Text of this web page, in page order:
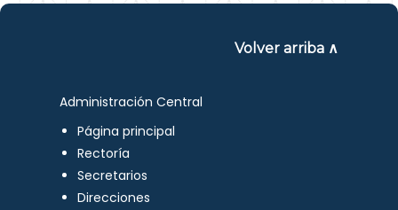
Volver arriba ∧
Administración Central
Página principal
Rectoría
Secretarios
Direcciones